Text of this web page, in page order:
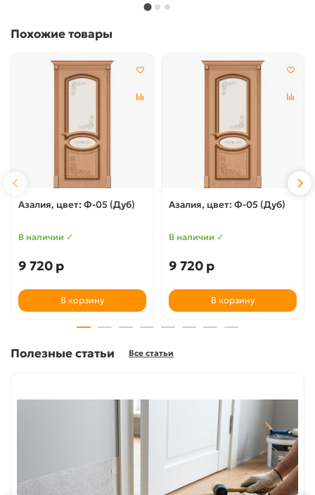
Похожие товары
Азалия, цвет: Ф-05 (Дуб)
В наличии ✓
9 720 р
В корзину
Азалия, цвет: Ф-05 (Дуб)
В наличии ✓
9 720 р
В корзину
Полезные статьи Все статьи